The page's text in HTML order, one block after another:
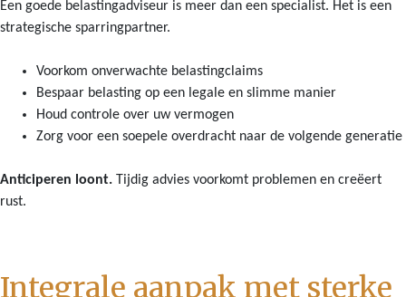
Een goede belastingadviseur is meer dan een specialist. Het is een
strategische sparringpartner.
Voorkom onverwachte belastingclaims
Bespaar belasting op een legale en slimme manier
Houd controle over uw vermogen
Zorg voor een soepele overdracht naar de volgende generatie
Anticiperen loont. Tijdig advies voorkomt problemen en creëert
rust.
Integrale aanpak met sterke